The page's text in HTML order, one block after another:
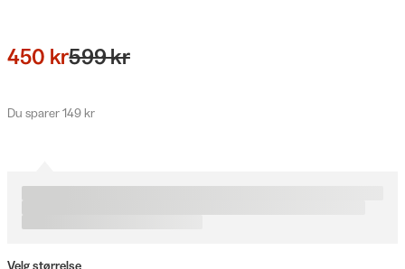
450 kr599 kr
Du sparer 149 kr
Velg størrelse